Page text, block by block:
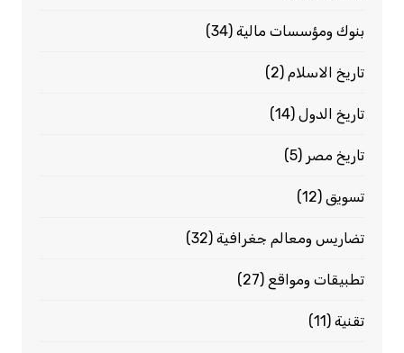
بنوك ومؤسسات مالية(34)
تاريخ الاسلام(2)
تاريخ الدول(14)
تاريخ مصر (5)
تسويق(12)
تضاريس ومعالم جغرافية(32)
تطبيقات ومواقع (27)
تقنية(11)